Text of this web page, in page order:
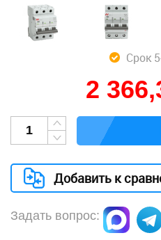
Срок
2
Добавить к
Задать вопрос: